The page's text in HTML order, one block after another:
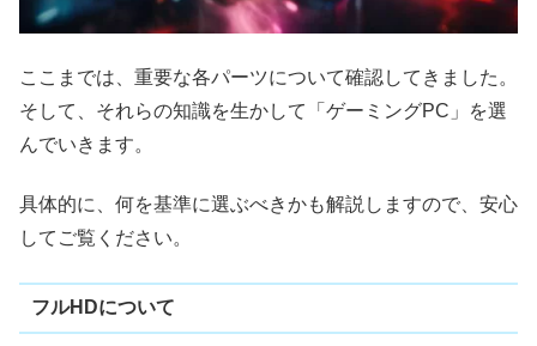
ここまでは、重要な各パーツについて確認してきました。
そして、それらの知識を生かして「ゲーミングPC」を選
んでいきます。
具体的に、何を基準に選ぶべきかも解説しますので、安心
してご覧ください。
フルHDについて